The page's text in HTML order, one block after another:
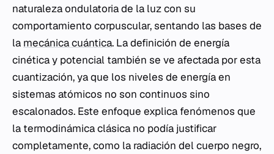
naturaleza ondulatoria de la luz con su
comportamiento corpuscular, sentando las bases de
la mecánica cuántica. La definición de energía
cinética y potencial también se ve afectada por esta
cuantización, ya que los niveles de energía en
sistemas atómicos no son continuos sino
escalonados. Este enfoque explica fenómenos que
la termodinámica clásica no podía justificar
completamente, como la radiación del cuerpo negro,